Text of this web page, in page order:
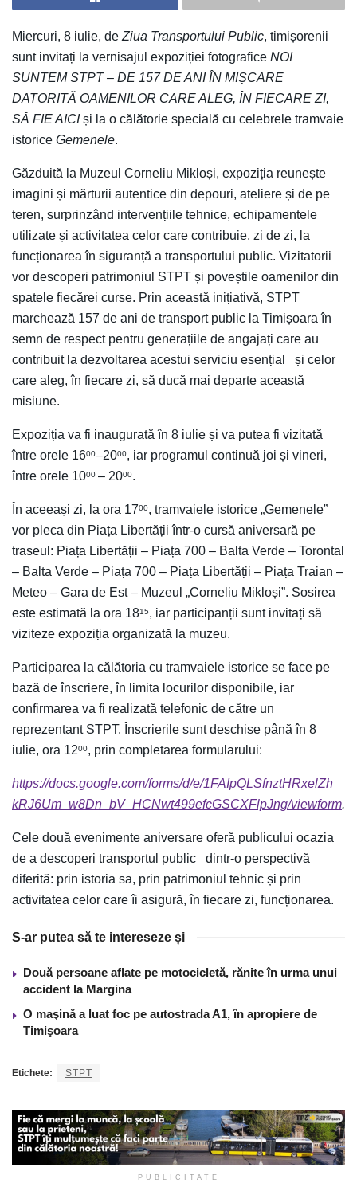
Miercuri, 8 iulie, de Ziua Transportului Public, timișorenii
sunt invitați la vernisajul expoziției fotografice NOI
SUNTEM STPT – DE 157 DE ANI ÎN MIȘCARE
DATORITĂ OAMENILOR CARE ALEG, ÎN FIECARE ZI,
SĂ FIE AICIși la o călătorie specială cu celebrele tramvaie
istorice Gemenele.
Găzduită la Muzeul Corneliu Mikloși, expoziția reunește
imagini și mărturii autentice din depouri, ateliere și de pe
teren, surprinzând intervențiile tehnice, echipamentele
utilizate și activitatea celor care contribuie, zi de zi, la
funcționarea în siguranță a transportului public. Vizitatorii
vor descoperi patrimoniul STPT și poveștile oamenilor din
spatele fiecărei curse. Prin această inițiativă, STPT
marchează 157 de ani de transport public la Timișoara în
semn de respect pentru generațiile de angajați care au
contribuit la dezvoltarea acestui serviciu esențial și celor
care aleg, în fiecare zi, să ducă mai departe această
misiune.
Expoziția va fi inaugurată în 8 iulie și va putea fi vizitată
între orele 1600–2000, iar programul continuă joi și vineri,
între orele 1000 – 2000.
În aceeași zi, la ora 1700, tramvaiele istorice „Gemenele”
vor pleca din Piața Libertății într-o cursă aniversară pe
traseul: Piața Libertății – Piața 700 – Balta Verde – Torontal
– Balta Verde – Piața 700 – Piața Libertății – Piața Traian –
Meteo – Gara de Est – Muzeul „Corneliu Mikloși”. Sosirea
este estimată la ora 1815, iar participanții sunt invitați să
viziteze expoziția organizată la muzeu.
Participarea la călătoria cu tramvaiele istorice se face pe
bază de înscriere, în limita locurilor disponibile, iar
confirmarea va fi realizată telefonic de către un
reprezentant STPT. Înscrierile sunt deschise până în 8
iulie, ora 1200, prin completarea formularului:
https://docs.google.com/forms/d/e/1FAIpQLSfnztHRxelZh_
kRJ6Um_w8Dn_bV_HCNwt499efcGSCXFlpJng/viewform.
Cele două evenimente aniversare oferă publicului ocazia
de a descoperi transportul public dintr-o perspectivă
diferită: prin istoria sa, prin patrimoniul tehnic și prin
activitatea celor care îi asigură, în fiecare zi, funcționarea.
S-ar putea să te intereseze și
Două persoane aflate pe motocicletă, rănite în urma unui
accident la Margina
O maşină a luat foc pe autostrada A1, în apropiere de
Timişoara
Etichete: STPT
PUBLICITATE